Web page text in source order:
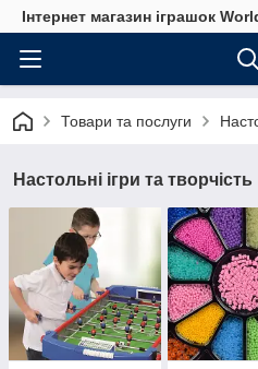
Інтернет магазин іграшок
Товари та послуги
Настольні ігри та творчість